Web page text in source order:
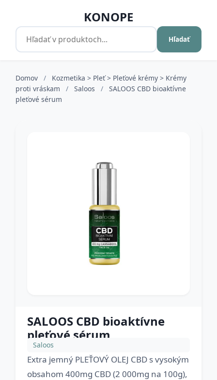
KONOPE
Hľadať
Domov /
Kozmetika > Pleť > Pleťové krémy > Krémy
proti vráskam
/ Saloos /
SALOOS CBD bioaktívne
pleťové sérum
SALOOS CBD bioaktívne
pleťové sérum
Saloos
Extra jemný PLEŤOVÝ OLEJ CBD s vysokým
obsahom 400mg CBD (2 000mg na 100g),